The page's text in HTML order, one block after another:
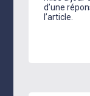
d’une
l’article.